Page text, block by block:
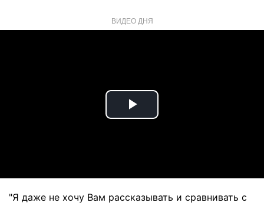
ВИДЕО ДНЯ
Play
"Я даже не хочу Вам рассказывать и сравнивать с